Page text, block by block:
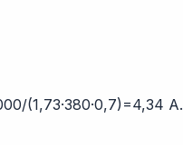
(1,73·380·0,7)=4,34 А.